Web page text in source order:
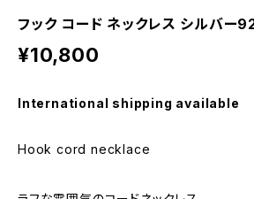
フック コード ネックレス シルバー
¥10,800
International shipping available
Hook cord necklace